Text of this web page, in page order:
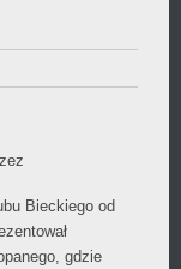
Bieckiego od
gdzie